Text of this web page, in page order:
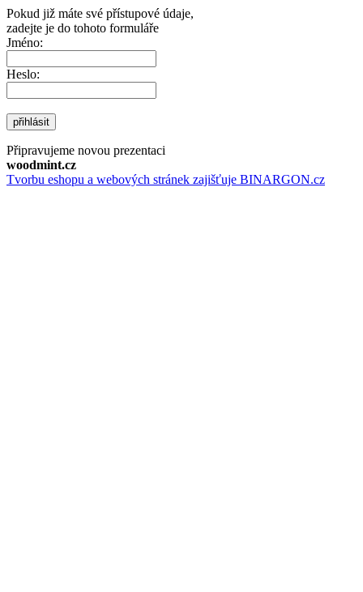
Pokud již máte své přístupové údaje,
zadejte je do tohoto formuláře
Jméno:
Heslo:
přihlásit
Připravujeme novou prezentaci
woodmint.cz
Tvorbu eshopu a webových stránek zajišťuje BINARGON.cz